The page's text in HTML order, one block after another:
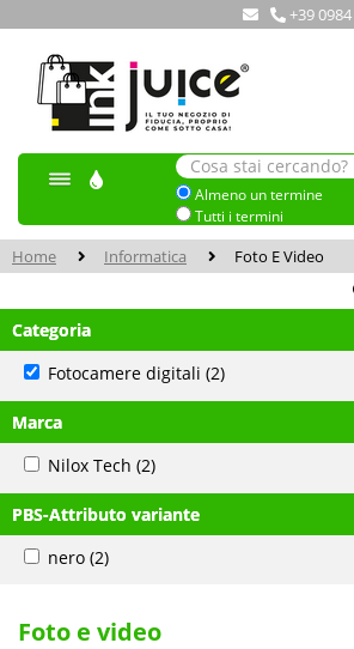
+39
Almeno un termine
Tutti i termini
Home Informatica Foto E Video
Categoria
Fotocamere digitali (2)
Marca
Nilox Tech (2)
PBS-Attributo variante
nero (2)
Foto e video